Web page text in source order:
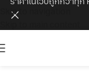
Skip to navigation
ราคาในเว็บถูกกว่าทุก